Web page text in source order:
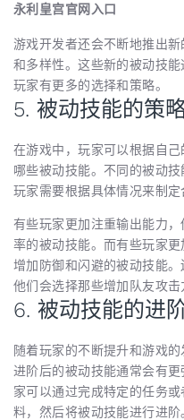
永利皇宫官网入口
游戏开发者还会不断地推出
和多样性。这些新的被动技
玩家有更多的选择和策略。
5. 被动技能的策
在游戏中，玩家可以根据自
哪些被动技能。不同的被动
玩家需要根据具体情况来制定
有些玩家更加注重输出能力
率的被动技能。而有些玩家
增加防御和闪避的被动技能。
他们会选择那些增加队友攻击
6. 被动技能的进
随着玩家的不断提升和游戏
进阶后的被动技能通常会有
家可以通过完成特定的任务
料，然后将被动技能进行进阶